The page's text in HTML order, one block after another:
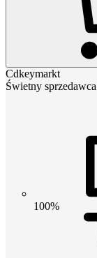
Cdkeymarkt
Świetny sprzedawca
100%